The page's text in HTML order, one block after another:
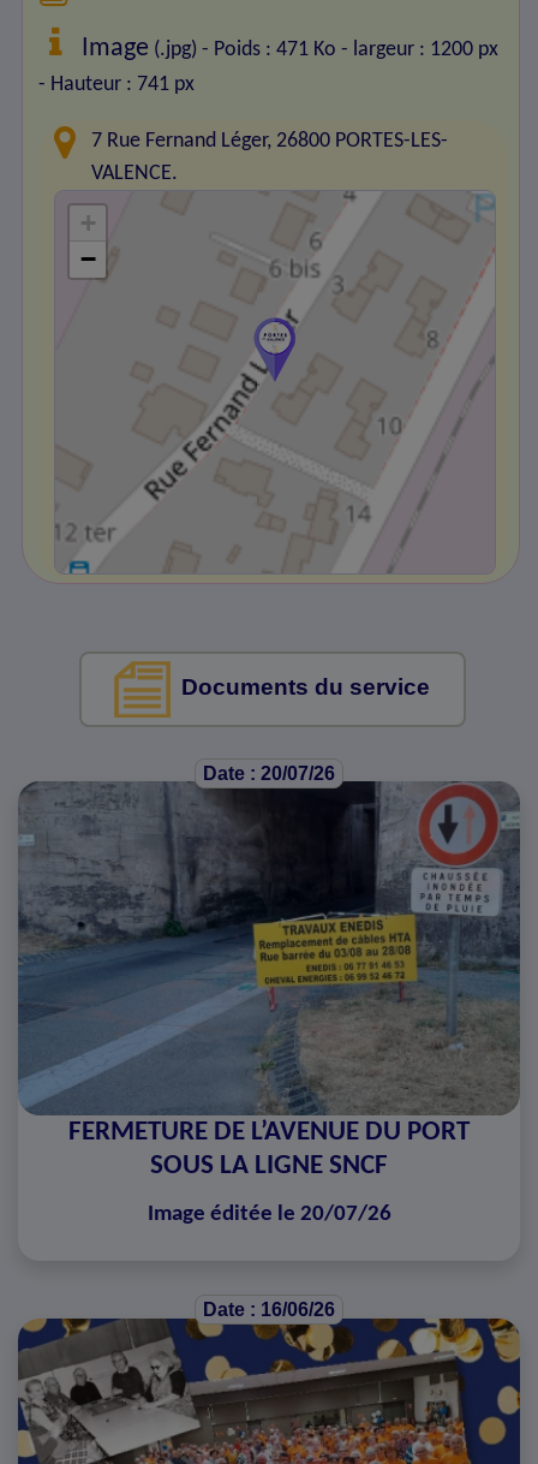
Image (.jpg) - Poids : 471 Ko - largeur : 1200 px
- Hauteur : 741 px
7 Rue Fernand Léger, 26800 PORTES-LES-
VALENCE.
+
−
Documents du service
Date : 20/07/26
FERMETURE DE L’AVENUE DU PORT
SOUS LA LIGNE SNCF
Image éditée le 20/07/26
Date : 16/06/26